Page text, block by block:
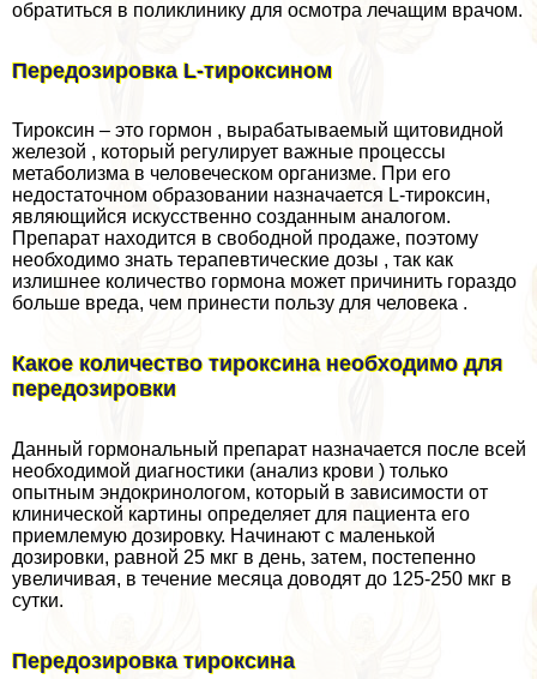
обратиться в поликлинику для осмотра лечащим врачом.
Передозировка L-тироксином
Тироксин – это гормон , выpaбатываемый щитовидной
железой , который регулирует важные процессы
метаболизма в человеческом организме. При его
недостаточном образовании назначается L-тироксин,
являющийся искусственно созданным аналогом.
Препарат находится в свободной продаже, поэтому
необходимо знать терапевтические дозы , так как
излишнее количество гормона может причинить гораздо
больше вреда, чем принести пользу для человека .
Какое количество тироксина необходимо для
передозировки
Данный гормональный препарат назначается после всей
необходимой диагностики (анализ крови ) только
опытным эндокринологом, который в зависимости от
клинической картины определяет для пациента его
приемлемую дозировку. Начинают с маленькой
дозировки, равной 25 мкг в день, затем, постепенно
увеличивая, в течение месяца доводят до 125-250 мкг в
сутки.
Передозировка тироксина